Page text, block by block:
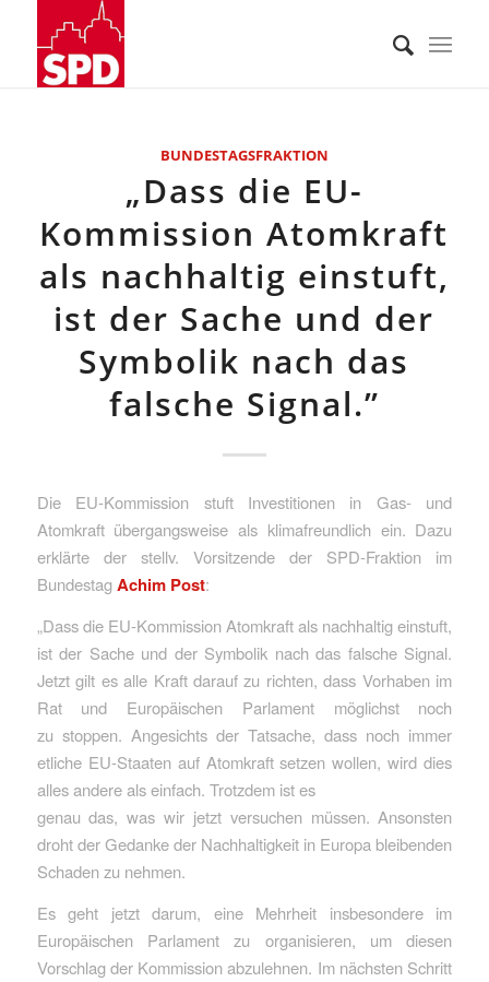
BUNDESTAGSFRAKTION
„Dass die EU-
Kommission Atomkraft
als nachhaltig einstuft,
ist der Sache und der
Symbolik nach das
falsche Signal.”
Die EU-Kommission stuft Investitionen in Gas- und
Atomkraft übergangsweise als klimafreundlich ein. Dazu
erklärte der stellv. Vorsitzende der SPD-Fraktion im
BundestagAchim Post:
„Dass die EU-Kommission Atomkraft als nachhaltig einstuft,
ist der Sache und der Symbolik nach das falsche Signal.
Jetzt gilt es alle Kraft darauf zu richten, dass Vorhaben im
Rat und Europäischen Parlament möglichst noch
zu stoppen. Angesichts der Tatsache, dass noch immer
etliche EU-Staaten auf Atomkraft setzen wollen, wird dies
alles andere als einfach. Trotzdem ist es
genau das, was wir jetzt versuchen müssen. Ansonsten
droht der Gedanke der Nachhaltigkeit in Europa bleibenden
Schaden zu nehmen.
Es geht jetzt darum, eine Mehrheit insbesondere im
Europäischen Parlament zu organisieren, um diesen
Vorschlag der Kommission abzulehnen. Im nächsten Schritt